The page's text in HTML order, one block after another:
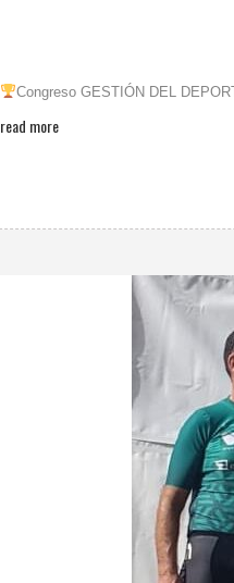
Congreso GESTIÓN DEL
read more